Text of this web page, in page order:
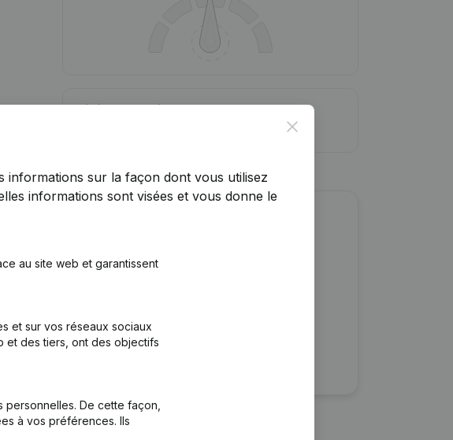
Limite de crédit
sur cette entreprise ?
plus
Close
informations sur la façon dont vous utilisez
informations sont visées et vous donne le
au site web et garantissent
et sur vos réseaux sociaux
et des tiers, ont des objectifs
De cette façon,
à vos préférences. Ils